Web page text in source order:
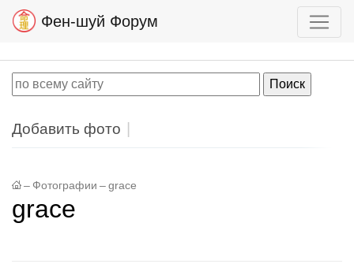
Фен-шуй Форум
Добавить фото
– Фотографии – grace
grace